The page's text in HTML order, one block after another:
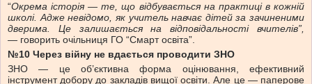
“Окремаісторія — те, що відбувається на практиці в кожній
школі. Адже невідомо, як учитель навчає дітей за зачиненими
дверима. Це залишається на відповідальності вчителів”,
— говорить очільниця ГО “Смарт освіта”.
№10 Через війну не вдається проводити ЗНО
ЗНО — це об’єктивна форма оцінювання, ефективний
інструмент добору до закладів вищої освіти. Але це — паперове